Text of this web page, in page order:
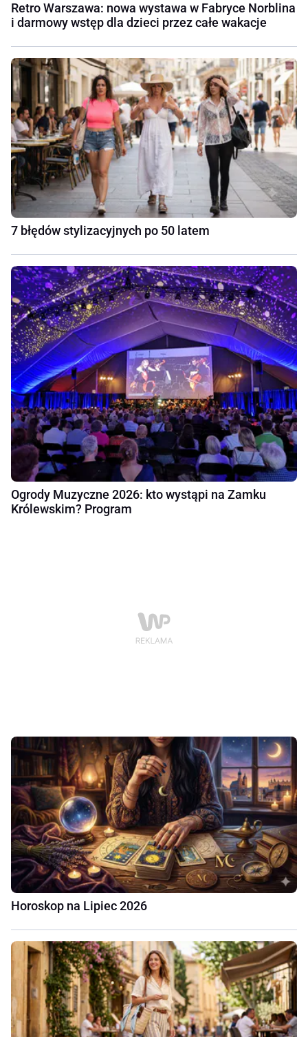
Retro Warszawa: nowa wystawa w Fabryce Norblina
i darmowy wstęp dla dzieci przez całe wakacje
7 błędów stylizacyjnych po 50 latem
Ogrody Muzyczne 2026: kto wystąpi na Zamku
Królewskim? Program
Horoskop na Lipiec 2026